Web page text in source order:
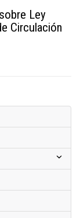
Ley
Circulación